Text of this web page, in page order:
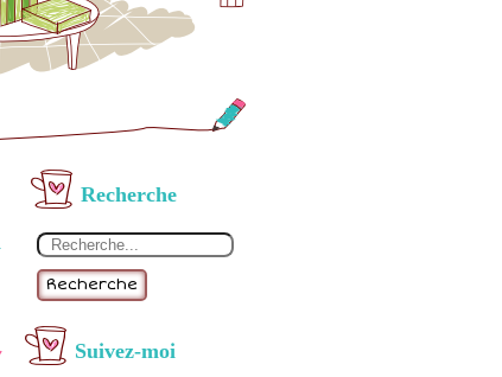
Recherche
Recherche
Suivez-moi